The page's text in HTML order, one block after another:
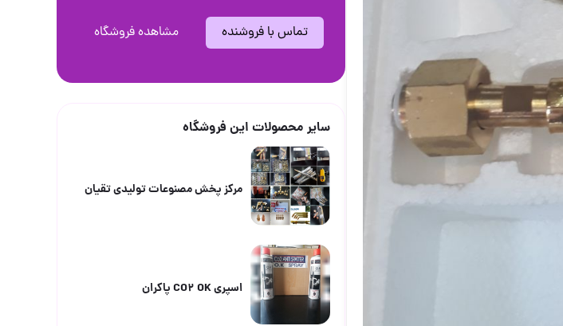
تماس با فروشنده مشاهده فروشگاه
سایر محصولات این فروشگاه
مرکز پخش مصنوعات تولیدی تقیان
اسپری CO2 OK پاکران